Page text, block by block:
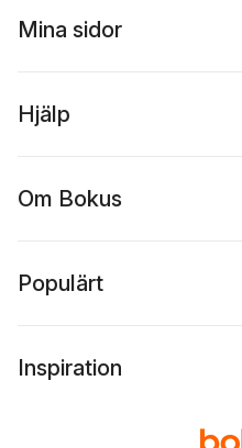
Mina sidor
Hjälp
Om Bokus
Populärt
Inspiration